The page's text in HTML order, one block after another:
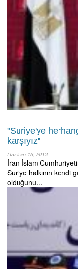
"Suriye'ye
karşıyız"
Haziran 18, 2013
İran İslam
Suriye halkının kendi
olduğunu…